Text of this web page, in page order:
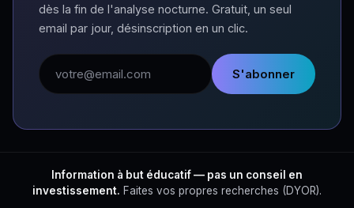
dès la fin de l'analyse nocturne. Gratuit, un seul
email par jour, désinscription en un clic.
Adresse email
S'abonner
Information à but éducatif — pas un conseil en
investissement. Faites vos propres recherches (DYOR).